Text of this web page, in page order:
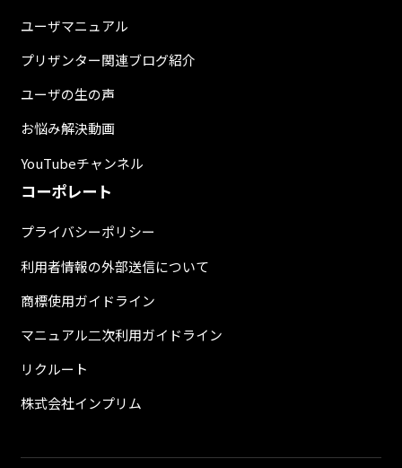
ユーザマニュアル
プリザンター関連ブログ紹介
ユーザの生の声
お悩み解決動画
YouTubeチャンネル
コーポレート
プライバシーポリシー
利用者情報の外部送信について
商標使用ガイドライン
マニュアル二次利用ガイドライン
リクルート
株式会社インプリム